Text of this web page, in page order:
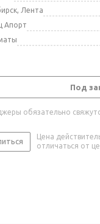
Лента
Апорт
Под
обязательно
Цена
отличаться от